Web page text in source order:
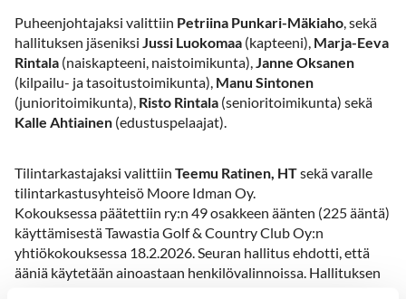
Puheenjohtajaksi valittiin Petriina Punkari-Mäkiaho , sekä
hallituksen jäseniksi Jussi Luokomaa (kapteeni), Marja-Eeva
Rintala (naiskapteeni, naistoimikunta), Janne Oksanen
(kilpailu- ja tasoitustoimikunta), Manu Sintonen
(junioritoimikunta), Risto Rintala (senioritoimikunta) sekä
Kalle Ahtiainen (edustuspelaajat).
Tilintarkastajaksi valittiin Teemu Ratinen, HTsekä varalle
tilintarkastusyhteisö Moore Idman Oy.
Kokouksessa päätettiin ry:n 49 osakkeen äänten (225 ääntä)
käyttämisestä Tawastia Golf & Country Club Oy:n
yhtiökokouksessa 18.2.2026. Seuran hallitus ehdotti, että
ääniä käytetään ainoastaan henkilövalinnoissa. Hallituksen